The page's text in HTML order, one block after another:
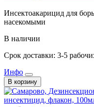
Инсектоакарицид для
насекомыми
В наличии
Срок доставки: 3-5
Инфо
В корзину